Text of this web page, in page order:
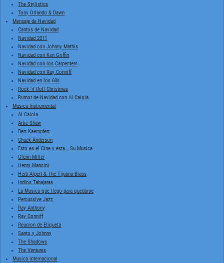
The Stylistics
Tony Orlando & Dawn
Mensaje de Navidad
Cantos de Navidad
Navidad 2011
Navidad con Johnny Mathis
Navidad con Ken Griffin
Navidad con los Carpenters
Navidad con Ray Conniff
Navidad en los 60s
Rock 'n' Roll Christmas
Rumor de Navidad con Al Caiola
Musica Instrumental
Al Caiola
Artie Shaw
Bert Kaempfert
Chuck Anderson
Esto es el Cine y esta… Su Musica
Glenn Miller
Henry Mancini
Herb Alpert & The Tijuana Brass
Indios Tabajaras
La Musica que llego para quedarse
Percussive Jazz
Ray Anthony
Ray Conniff
Reunion de Etiqueta
Santo y Johnny
The Shadows
The Ventures
Musica Internacional